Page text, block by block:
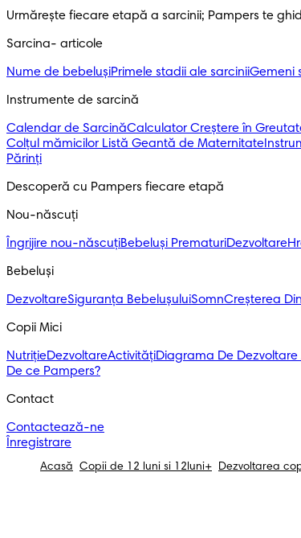
Urmărește fiecare etapă a sarcinii; Pampers te
Sarcina- articole
Nume de bebelușiPrimele stadii ale sarciniiGemeni
Instrumente de sarcină
Calendar de SarcinăCalculator Creștere în
Colțul mămicilor Listă Geantă de Maternitate
Părinți
Descoperă cu Pampers fiecare etapă
Nou-născuți
Îngrijire nou-născuțiBebeluși PrematuriDezvoltare
Bebeluși
DezvoltareSiguranța BebelușuluiSomnCreșterea
Copii Mici
NutrițieDezvoltareActivitățiDiagrama De Dezvoltare
De ce Pampers?
Contact
Contactează-ne
Înregistrare
Acasă Copii de 12 luni si 12luni+ Dezvoltarea